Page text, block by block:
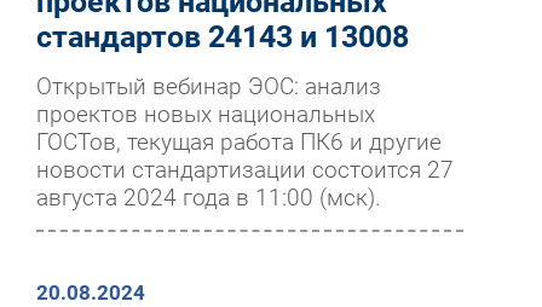
стандартов 24143 и 13008
Открытый вебинар ЭОС: анализ
проектов новых национальных
ГОСТов, текущая работа ПК6 и другие
новости стандартизации состоится 27
августа 2024 года в 11:00 (мск).
20.08.2024